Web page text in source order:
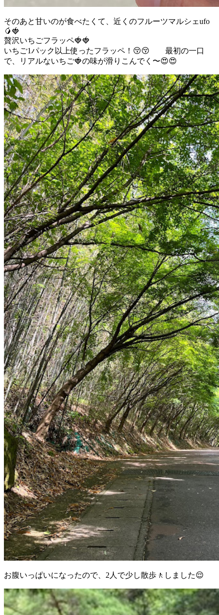
そのあと甘いのが食べたくて、近くのフルーツマルシェufo
🥭🍓
贅沢いちごフラッペ🍓🍓
いちご1パック以上使ったフラッペ！😚😚 最初の一口
で、リアルないちご🍓の味が滑りこんでく〜😍😍
お腹いっぱいになったので、2人で少し散歩🚶しました😌